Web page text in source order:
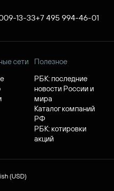
13-33+7 495 994-46-01
сети
Полезное
РБК: последние
новости России и
мира
Каталог компаний
РФ
РБК: котировки
акций
(USD)